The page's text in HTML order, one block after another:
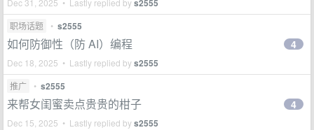
Dec 31, 2025 • Lastly replied bys2555
职场话题 • s2555
如何防御性（防 AI）编程
Dec 18, 2025 • Lastly replied bys2555
4
推广 • s2555
来帮女闺蜜卖点贵贵的柑子
Dec 15, 2025 • Lastly replied bys2555
4